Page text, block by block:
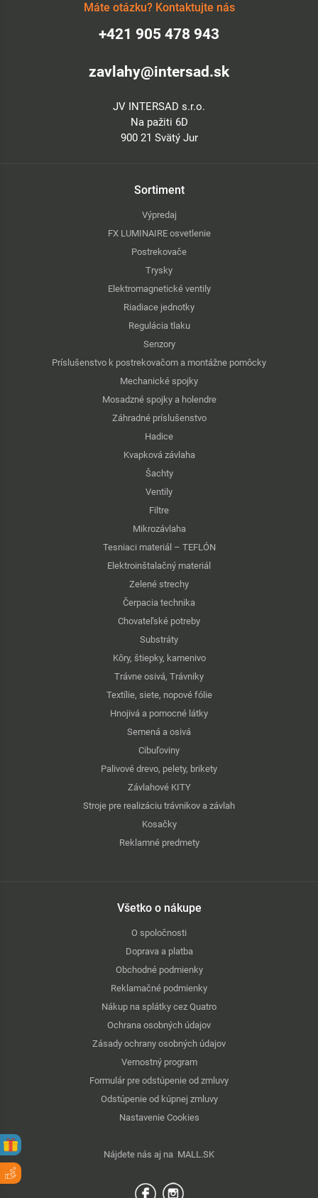
Máte otázku? Kontaktujte nás
+421 905 478 943
zavlahy@intersad.sk
JV INTERSAD s.r.o.
Na pažiti 6D
900 21 Svätý Jur
Sortiment
Výpredaj
FX LUMINAIRE osvetlenie
Postrekovače
Trysky
Elektromagnetické ventily
Riadiace jednotky
Regulácia tlaku
Senzory
Príslušenstvo k postrekovačom a montážne pomôcky
Mechanické spojky
Mosadzné spojky a holendre
Záhradné príslušenstvo
Hadice
Kvapková závlaha
Šachty
Ventily
Filtre
Mikrozávlaha
Tesniaci materiál – TEFLÓN
Elektroinštalačný materiál
Zelené strechy
Čerpacia technika
Chovateľské potreby
Substráty
Kôry, štiepky, kamenivo
Trávne osivá, Trávniky
Textílie, siete, nopové fólie
Hnojivá a pomocné látky
Semená a osivá
Cibuľoviny
Palivové drevo, pelety, brikety
Závlahové KITY
Stroje pre realizáciu trávnikov a závlah
Kosačky
Reklamné predmety
Všetko o nákupe
O spoločnosti
Doprava a platba
Obchodné podmienky
Reklamačné podmienky
Nákup na splátky cez Quatro
Ochrana osobných údajov
Zásady ochrany osobných údajov
Vernostný program
Formulár pre odstúpenie od zmluvy
Odstúpenie od kúpnej zmluvy
Nastavenie Cookies
Nájdete nás aj na MALL.SK